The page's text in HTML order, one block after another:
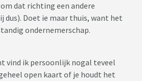
dat richting een andere
dus). Doet ie maar thuis, want het
ondernemerschap.
vind ik persoonlijk nogal teveel
open kaart of je houdt het